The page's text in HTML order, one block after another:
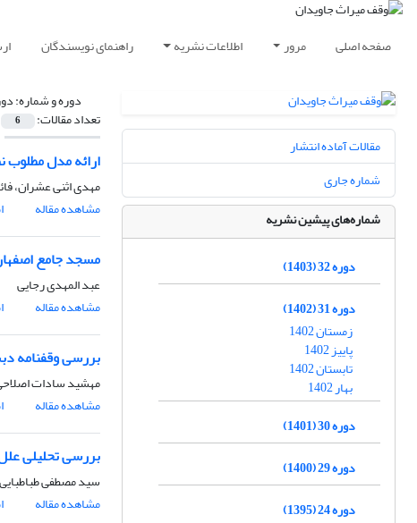
صفحه اصلی مرور اطلاعات نشریه راهنمای نویسندگان
دوره و شماره:دوره 31، تابستان
تعداد مقالات: 6
ارائه مدل
مهدی اثنی عشران،
مشاهده مقاله
مسجد جامع
عبد المهدی رجایی
مشاهده مقاله
بررسی وقفنامه
مهشید سادات
مشاهده مقاله
بررسی تحلیلی
سید مصطفی طباطبایی
مشاهده مقاله
مقالات آماده انتشار
شماره جاری
شماره‌های پیشین نشریه
دوره 32 (1403)
دوره 31 (1402)
زمستان 1402
پاییز 1402
تابستان 1402
بهار 1402
دوره 30 (1401)
دوره 29 (1400)
دوره 24 (1395)